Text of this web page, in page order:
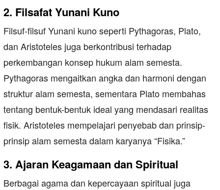
2. Filsafat Yunani Kuno
Filsuf-filsuf Yunani kuno seperti Pythagoras, Plato,
dan Aristoteles juga berkontribusi terhadap
perkembangan konsep hukum alam semesta.
Pythagoras mengaitkan angka dan harmoni dengan
struktur alam semesta, sementara Plato membahas
tentang bentuk-bentuk ideal yang mendasari realitas
fisik. Aristoteles mempelajari penyebab dan prinsip-
prinsip alam semesta dalam karyanya “Fisika.”
3. Ajaran Keagamaan dan Spiritual
Berbagai agama dan kepercayaan spiritual juga